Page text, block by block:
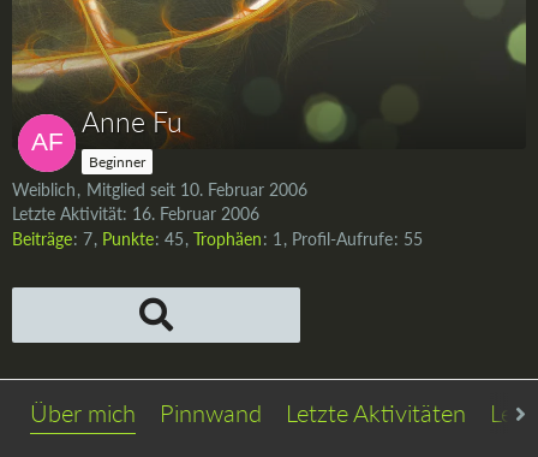
Anne Fu
Beginner
Weiblich
Mitglied seit 10. Februar 2006
Letzte Aktivität: 16. Februar 2006
Beiträge 7 Punkte 45 Trophäen 1 Profil-Aufrufe 55
Über mich Pinnwand Letzte Aktivitäten